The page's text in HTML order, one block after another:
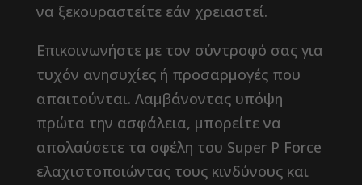
να ξεκουραστείτε εάν χρειαστεί.
Επικοινωνήστε με τον σύντροφό σας για
τυχόν ανησυχίες ή προσαρμογές που
απαιτούνται. Λαμβάνοντας υπόψη
πρώτα την ασφάλεια, μπορείτε να
απολαύσετε τα οφέλη του Super P Force
ελαχιστοποιώντας τους κινδύνους και